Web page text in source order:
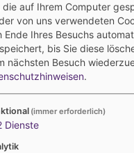
Events
Regelmäßige Events,
wie Sommerfest oder
gemeinsames
Frühstück
auf Ihrem Computer
von uns verwendeten
Ende Ihres Besuchs
bis Sie diese
nächsten Besuch
.
(immer erforderlich)
Dienste